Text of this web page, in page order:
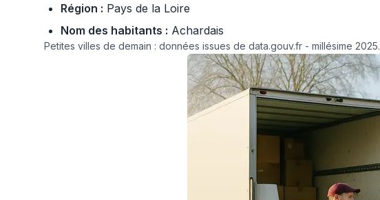
Région : Pays de la Loire
Nom des habitants : Achardais
Petites villes de demain : données issues de data.gouv.fr - millésime 2025.